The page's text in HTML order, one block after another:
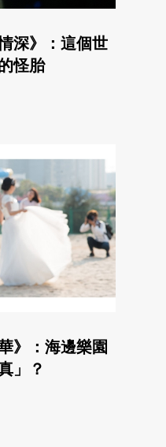
深》：這個世
怪胎
》：海邊樂園
」？